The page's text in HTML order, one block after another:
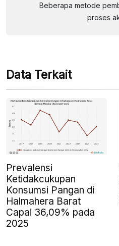
Beberapa metode
proses
Data Terkait
Prevalensi
Ketidakcukupan
Konsumsi Pangan di
Halmahera Barat
Capai 36,09% pada
2025